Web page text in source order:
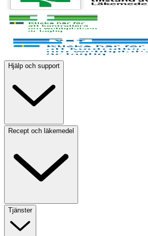
Hjälp och support
Recept och läkemedel
Tjänster